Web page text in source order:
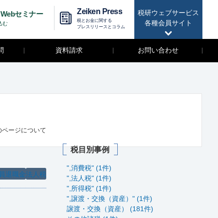
税研ウェブサービス
各種会員サイト
セミナー
む
Zeiken Press
税とお金に関する
プレスリリースとコラム
資料請求 お問い合わせ
ページについて
法人税
退職金
税目別事例
",消費税" (1件)
",法人税" (1件)
",所得税" (1件)
",譲渡・交換（資産）" (1件)
譲渡・交換（資産） (181件)